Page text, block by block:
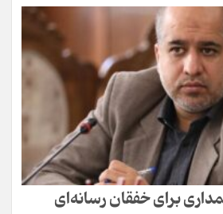
برای خفقان رسانه‌ای